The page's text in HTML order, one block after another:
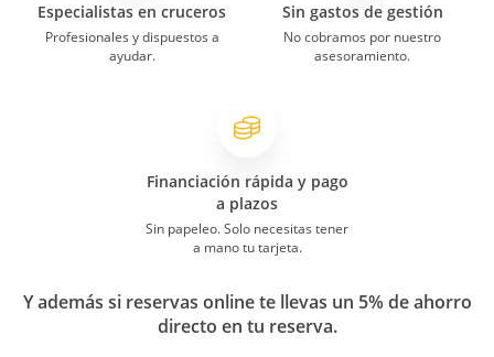
Especialistas en cruceros
Profesionales y dispuestos a
ayudar.
Sin gastos de gestión
No cobramos por nuestro
asesoramiento.
Financiación rápida y pago
a plazos
Sin papeleo. Solo necesitas tener
a mano tu tarjeta.
Y además si reservas online te llevas un 5% de ahorro
directo en tu reserva.